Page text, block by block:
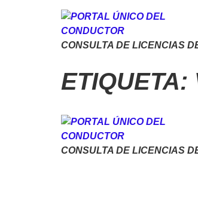
CONSULTA DE LICENCIAS
ETIQUETA:
CONSULTA DE LICENCIAS